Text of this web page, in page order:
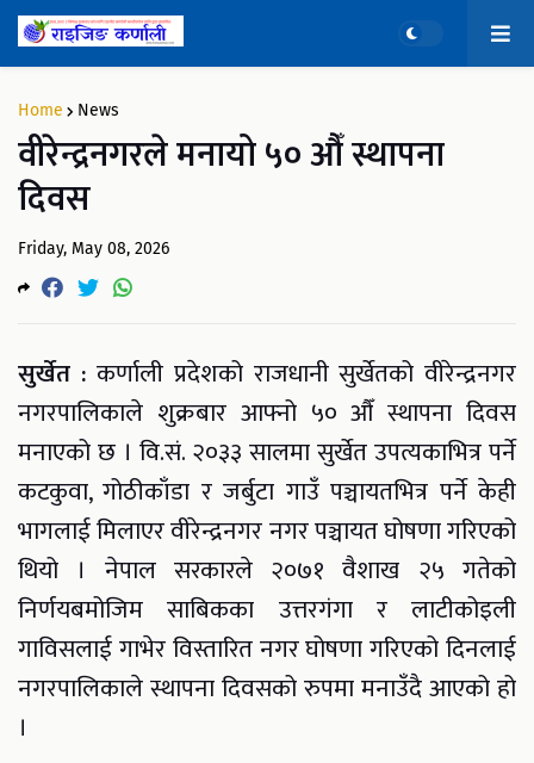
Home News
वीरेन्द्रनगरले मनायो ५० औँ स्थापना
दिवस
Friday, May 08, 2026
सुर्खेत : कर्णाली प्रदेशको राजधानी सुर्खेतको वीरेन्द्रनगर
नगरपालिकाले शुक्रबार आफ्नो ५० औँ स्थापना दिवस
मनाएको छ । वि.सं. २०३३ सालमा सुर्खेत उपत्यकाभित्र पर्ने
कटकुवा, गोठीकाँडा र जर्बुटा गाउँ पञ्चायतभित्र पर्ने केही
भागलाई मिलाएर वीरेन्द्रनगर नगर पञ्चायत घोषणा गरिएको
थियो । नेपाल सरकारले २०७१ वैशाख २५ गतेको
निर्णयबमोजिम साबिकका उत्तरगंगा र लाटीकोइली
गाविसलाई गाभेर विस्तारित नगर घोषणा गरिएको दिनलाई
नगरपालिकाले स्थापना दिवसको रुपमा मनाउँदै आएको हो
।